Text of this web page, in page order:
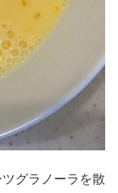
グラノーラを散